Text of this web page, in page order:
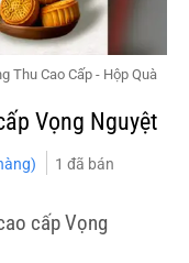
Thu Cao Cấp - Hộp Quà
Vọng Nguyệt
1 đã bán
cấp Vọng